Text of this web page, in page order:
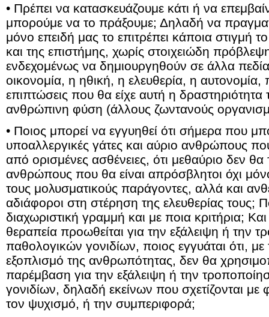
• Πρέπει να κατασκευάζουμε κάτι ή να
μπορούμε να το πράξουμε; Δηλαδή να
μόνο επειδή μας το επιτρέπει κάποια στιγμή
και της επιστήμης, χωρίς στοιχειώδη
ενδεχομένως να δημιουργηθούν σε άλλα
οικονομία, η ηθική, η ελευθερία, η αυτονομία,
επιπτώσεις που θα είχε αυτή η
ανθρώπινη φύση (άλλους ζωντανούς
• Ποιος μπορεί να εγγυηθεί ότι σήμερα που
υποαλλεργικές γάτες και αύριο ανθρώπους
από ορισμένες ασθένειες, ότι μεθαύριο δεν
ανθρώπους που θα είναι απρόσβλητοι όχι
τους μολυσματικούς παράγοντες, αλλά και
αδιάφοροι στη στέρηση της ελευθερίας τους;
διαχωριστική γραμμή και με ποια κριτήρια;
θεραπεία προωθείται για την εξάλειψη ή την
παθολογικών γονιδίων, ποιος εγγυάται ότι,
εξοπλισμό της ανθρωπότητας, δεν θα
παρέμβαση για την εξάλειψη ή την
γονιδίων, δηλαδή εκείνων που σχετίζονται με
τον ψυχισμό, ή την συμπεριφορά;